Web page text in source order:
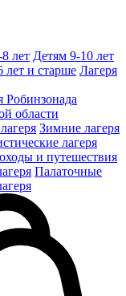
лет Детям 9-10 лет
лет и старше Лагеря
Робинзонада
области
Зимние лагеря
лагеря
и путешествия
Палаточные